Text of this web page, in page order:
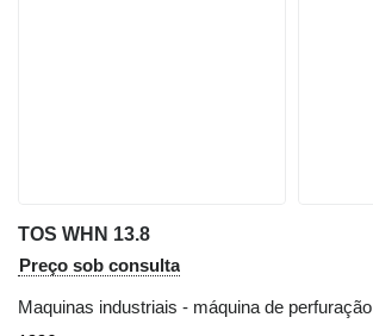
TOS WHN 13.8
Preço sob consulta
Maquinas industriais - máquina de perfuração